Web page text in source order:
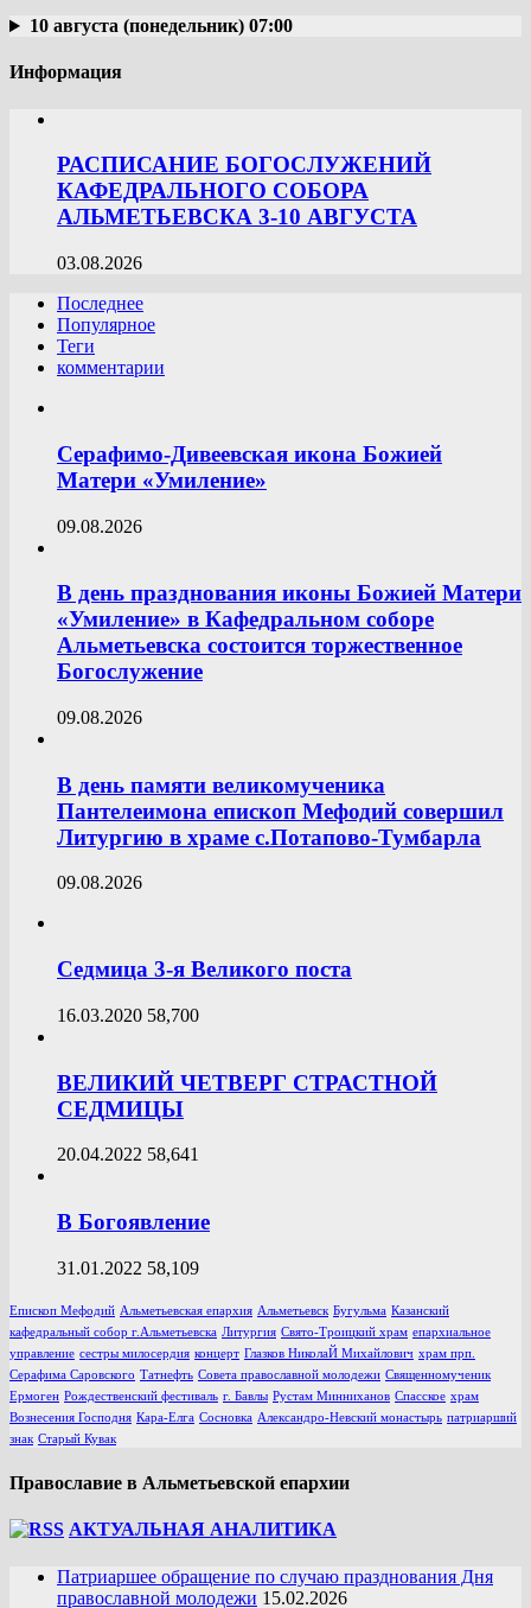
10 августа (понедельник) 07:00
Информация
РАСПИСАНИЕ БОГОСЛУЖЕНИЙ
КАФЕДРАЛЬНОГО СОБОРА
АЛЬМЕТЬЕВСКА 3-10 АВГУСТА
03.08.2026
Последнее
Популярное
Теги
комментарии
Серафимо-Дивеевская икона Божией
Матери «Умиление»
09.08.2026
В день празднования иконы Божией Матери
«Умиление» в Кафедральном соборе
Альметьевска состоится торжественное
Богослужение
09.08.2026
В день памяти великомученика
Пантелеимона епископ Мефодий совершил
Литургию в храме с.Потапово-Тумбарла
09.08.2026
Седмица 3-я Великого поста
16.03.2020 58,700
ВЕЛИКИЙ ЧЕТВЕРГ СТРАСТНОЙ
СЕДМИЦЫ
20.04.2022 58,641
В Богоявление
31.01.2022 58,109
Епископ Мефодий Альметьевская епархия Альметьевск Бугульма Казанский
кафедральный собор г.Альметьевска Литургия Свято-Троицкий храм епархиальное
управление сестры милосердия концерт Глазков НиколаЙ Михайлович храм прп.
Серафима Саровского Татнефть Совета православной молодежи Священномученик
Ермоген Рождественский фестиваль г. Бавлы Рустам Минниханов Спасское храм
Вознесения Господня Кара-Елга Сосновка Александро-Невский монастырь патриарший
знак Старый Кувак
Православие в Альметьевской епархии
АКТУАЛЬНАЯ АНАЛИТИКА
Патриаршее обращение по случаю празднования Дня
православной молодежи 15.02.2026